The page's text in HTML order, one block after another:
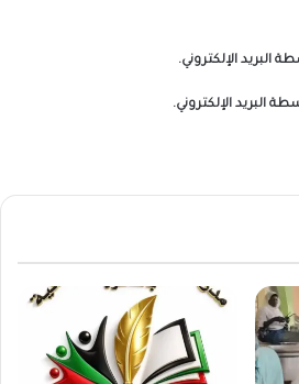
البريد الإلكتروني.
البريد الإلكتروني.